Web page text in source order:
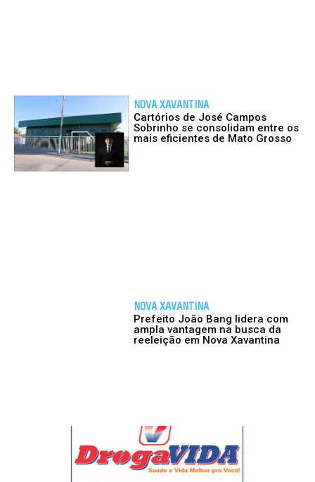
NOVA XAVANTINA
Cartórios de José Campos
Sobrinho se consolidam entre os
mais eficientes de Mato Grosso
NOVA XAVANTINA
Prefeito João Bang lidera com
ampla vantagem na busca da
reeleição em Nova Xavantina